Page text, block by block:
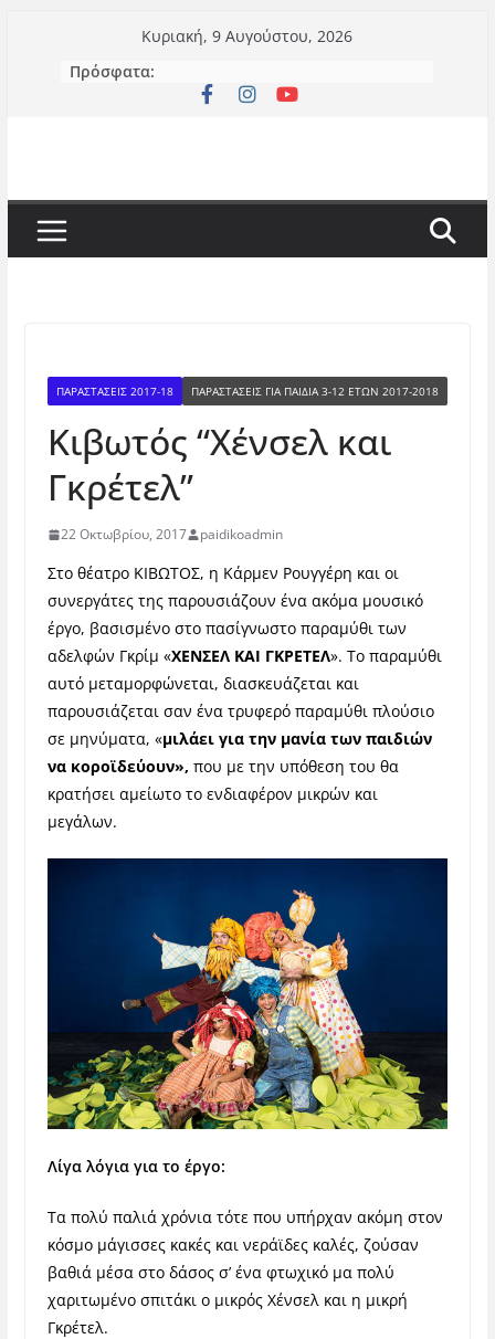
περιεχόμενο
Κυριακή, 9 Αυγούστου, 2026
Πρόσφατα:
ΠΑΡΑΣΤΑΣΕΙΣ 2017-18 ΠΑΡΑΣΤΆΣΕΙΣ ΓΙΑ ΠΑΙΔΙΆ 3-12 ΕΤΏΝ 2017-2018
Κιβωτός “Χένσελ και
Γκρέτελ”
22 Οκτωβρίου, 2017 paidikoadmin
Στο θέατρο ΚΙΒΩΤΟΣ, η Κάρμεν Ρουγγέρη και οι
συνεργάτες της παρουσιάζουν ένα ακόμα μουσικό
έργο, βασισμένο στο πασίγνωστο παραμύθι των
αδελφών Γκρίμ «ΧΕΝΣΕΛ ΚΑΙ ΓΚΡΕΤΕΛ». Το παραμύθι
αυτό μεταμορφώνεται, διασκευάζεται και
παρουσιάζεται σαν ένα τρυφερό παραμύθι πλούσιο
σε μηνύματα, «μιλάει για την μανία των παιδιών
να κοροϊδεύουν», που με την υπόθεση του θα
κρατήσει αμείωτο το ενδιαφέρον μικρών και
μεγάλων.
Λίγα λόγια για το έργο:
Τα πολύ παλιά χρόνια τότε που υπήρχαν ακόμη στον
κόσμο μάγισσες κακές και νεράϊδες καλές, ζούσαν
βαθιά μέσα στο δάσος σ’ ένα φτωχικό μα πολύ
χαριτωμένο σπιτάκι ο μικρός Χένσελ και η μικρή
Γκρέτελ.